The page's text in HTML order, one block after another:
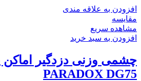
افزودن به علاقه مندی
مقایسه
مشاهده سریع
افزودن به سبد خرید
چشمی وزنی دزدگیر اماکن
PARADOX DG75